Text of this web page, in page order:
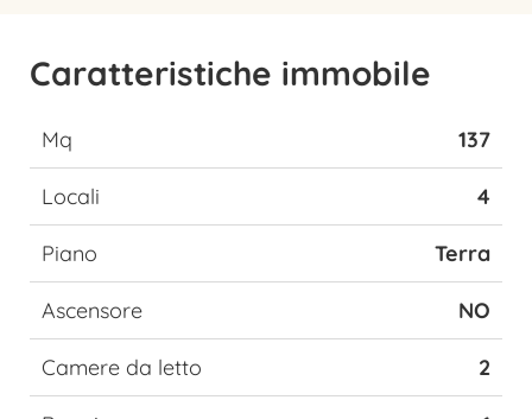
Caratteristiche immobile
Mq 137
Locali 4
Piano Terra
Ascensore NO
Camere da letto 2